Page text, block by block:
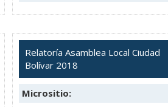
Relatoría Asamblea Local Ciudad
Bolívar 2018
Micrositio: